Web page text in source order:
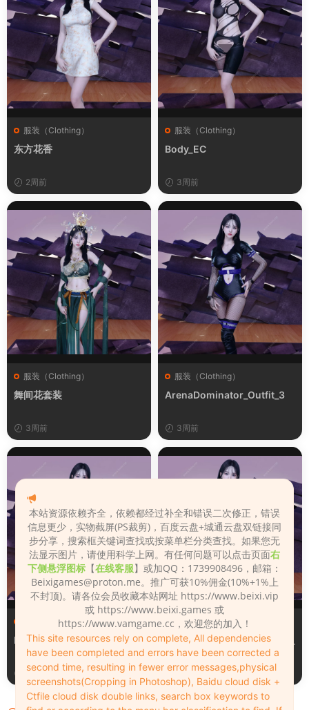
服装（Clothing）
东方花香
2周前
服装（Clothing）
Body_EC
3周前
服装（Clothing）
舞间花套装
3周前
服装（Clothing）
ArenaDominator_Outfit_3
3周前
服装（Clothing）
Leopard_print_office_suit
3周前
服装（Clothing）
Lacquer_leather_two_tone_
tight_mini_skirt
3周前
本站资源依赖齐全，依赖都经过补全和错误二次修正，错误
信息更少，实物截屏(PS裁剪)，百度云盘+城通云盘双链接同
步分享，搜索框关键词查找或按菜单栏分类查找。如果您无
法显示图片，请使用科学上网。有任何问题可以点击页面右
下侧悬浮图标 【在线客服】或加QQ：1739908496，邮箱：
Beixigames@proton.me。推广可获10%佣金(10%+1%上
不封顶)。请各位会员收藏本站网址 https://www.beixi.vip
或 https://www.beixi.games 或
https://www.vamgame.cc，欢迎您的加入！
This site resources rely on complete, All dependencies
have been completed and errors have been corrected a
second time, resulting in fewer error messages,physical
screenshots(Cropping in Photoshop), Baidu cloud disk +
Ctfile cloud disk double links, search box keywords to